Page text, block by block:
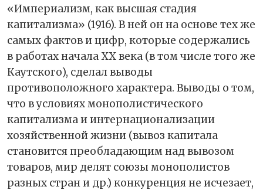
«Империализм, как высшая стадия
капитализма» (1916). В ней он на основе тех же
самых фактов и цифр, которые содержались
в работах начала ХХ века (в том числе того же
Каутского), сделал выводы
противоположного характера. Выводы о том,
что в условиях монополистического
капитализма и интернационализации
хозяйственной жизни (вывоз капитала
становится преобладающим над вывозом
товаров, мир делят союзы монополистов
разных стран и др.) конкуренция не исчезает,